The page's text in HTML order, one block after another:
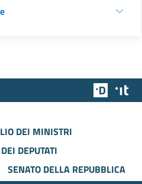
Team
DEI MINISTRI
DEPUTATI
SENATO DELLA REPUBBLICA